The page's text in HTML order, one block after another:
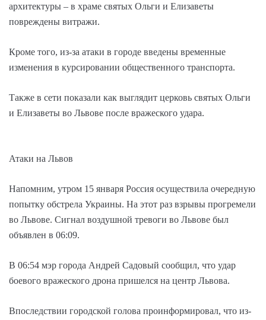
архитектуры – в храме святых Ольги и Елизаветы
повреждены витражи.
Кроме того, из-за атаки в городе введены временные
изменения в курсировании общественного транспорта.
Также в сети показали как выглядит церковь святых Ольги
и Елизаветы во Львове после вражеского удара.
Атаки на Львов
Напомним, утром 15 января Россия осуществила очередную
попытку обстрела Украины. На этот раз взрывы прогремели
во Львове. Сигнал воздушной тревоги во Львове был
объявлен в 06:09.
В 06:54 мэр города Андрей Садовый сообщил, что удар
боевого вражеского дрона пришелся на центр Львова.
Впоследствии городской голова проинформировал, что из-